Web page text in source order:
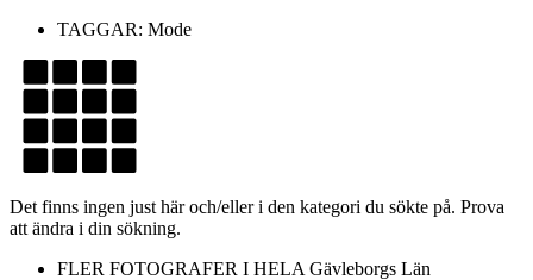
TAGGAR: Mode
Det finns ingen just här och/eller i den kategori du sökte på. Prova
att ändra i din sökning.
FLER FOTOGRAFER I HELA Gävleborgs Län